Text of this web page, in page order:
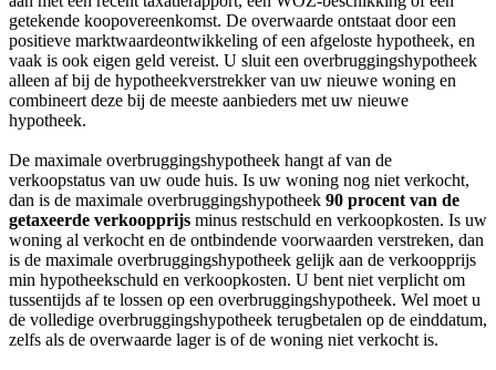
getekende koopovereenkomst. De overwaarde ontstaat door een
positieve marktwaardeontwikkeling of een afgeloste hypotheek, en
vaak is ook eigen geld vereist. U sluit een overbruggingshypotheek
alleen af bij de hypotheekverstrekker van uw nieuwe woning en
combineert deze bij de meeste aanbieders met uw nieuwe
hypotheek.
De maximale overbruggingshypotheek hangt af van de
verkoopstatus van uw oude huis. Is uw woning nog niet verkocht,
dan is de maximale overbruggingshypotheek 90 procent van de
getaxeerde verkoopprijs minus restschuld en verkoopkosten. Is uw
woning al verkocht en de ontbindende voorwaarden verstreken, dan
is de maximale overbruggingshypotheek gelijk aan de verkoopprijs
min hypotheekschuld en verkoopkosten. U bent niet verplicht om
tussentijds af te lossen op een overbruggingshypotheek. Wel moet u
de volledige overbruggingshypotheek terugbetalen op de einddatum,
zelfs als de overwaarde lager is of de woning niet verkocht is.